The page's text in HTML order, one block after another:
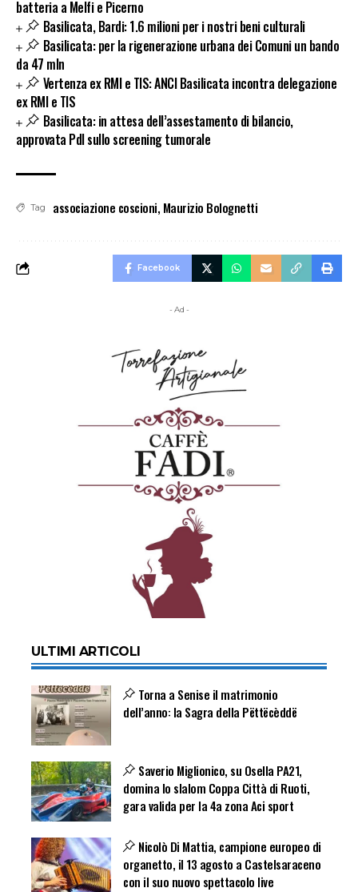
batteria a Melfi e Picerno
Basilicata, Bardi: 1.6 milioni per i nostri beni culturali
Basilicata: per la rigenerazione urbana dei Comuni un bando
da 47 mln
Vertenza ex RMI e TIS: ANCI Basilicata incontra delegazione
ex RMI e TIS
Basilicata: in attesa dell’assestamento di bilancio,
approvata Pdl sullo screening tumorale
Tag associazione coscioni, Maurizio Bolognetti
Facebook
- Ad -
ULTIMI ARTICOLI
Torna a Senise il matrimonio
dell’anno: la Sagra della Pëttëcèddë
Saverio Miglionico, su Osella PA21,
domina lo slalom Coppa Città di Ruoti,
gara valida per la 4a zona Aci sport
Nicolò Di Mattia, campione europeo di
organetto, il 13 agosto a Castelsaraceno
con il suo nuovo spettacolo live